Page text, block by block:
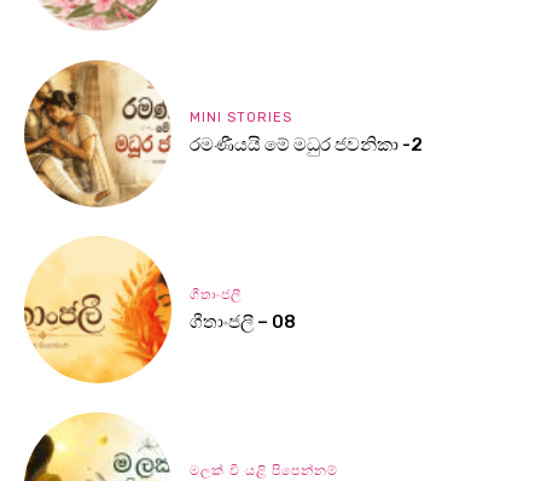
MINI STORIES
රමණීයයි මේ මධුර ජවනිකා -2
ගීතාංජලී
ගීතාංජලී – 08
මලක් වී යළි පිපෙන්නම්